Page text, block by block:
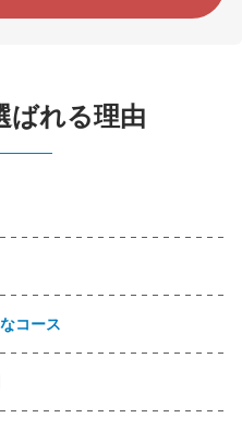
ばれる理由
コース